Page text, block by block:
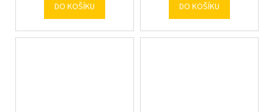
DO KOŠÍKU DO KOŠÍKU